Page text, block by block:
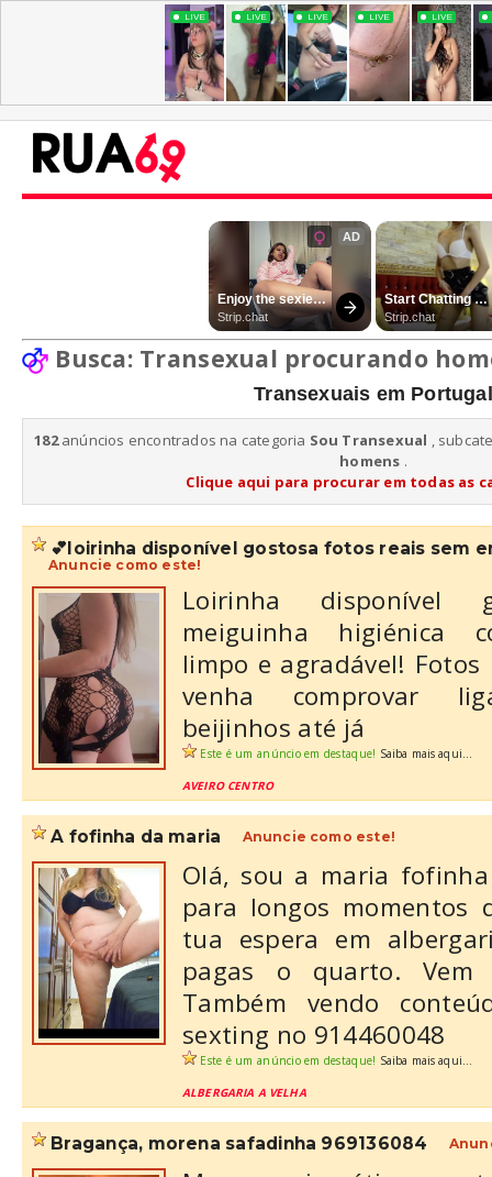
Busca: Transexual procurando
Transexuais em Portugal
182anúncios encontrados na categoria Sou Transexual ,
homens .
Clique aqui para procurar em todas as
💕loirinha disponível gostosa fotos reais sem
Anuncie como este!
Loirinha disponível
meiguinha higiénica
limpo e agradável! Fotos
venha comprovar
beijinhos até já
Este é um anúncio em destaque! Saiba mais aqui...
AVEIRO CENTRO
a fofinha da maria Anuncie como este!
Olá, sou a maria
para longos momentos
tua espera em
pagas o quarto. Vem
Também vendo
sexting no 914460048
Este é um anúncio em destaque! Saiba mais aqui...
ALBERGARIA A VELHA
bragança, morena safadinha 969136084